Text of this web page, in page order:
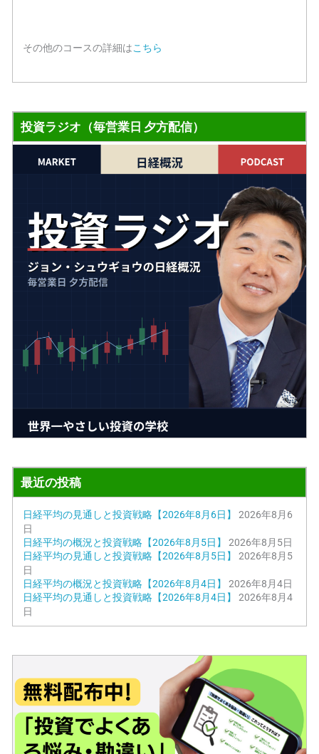
その他のコースの詳細はこちら
投資ラジオ（毎営業日 夕方配信）
最近の投稿
日経平均の見通しと投資戦略【2026年8月6日】
2026年8月6
日
日経平均の概況と投資戦略【2026年8月5日】
2026年8月5日
日経平均の見通しと投資戦略【2026年8月5日】
2026年8月5
日
日経平均の概況と投資戦略【2026年8月4日】
2026年8月4日
日経平均の見通しと投資戦略【2026年8月4日】
2026年8月4
日